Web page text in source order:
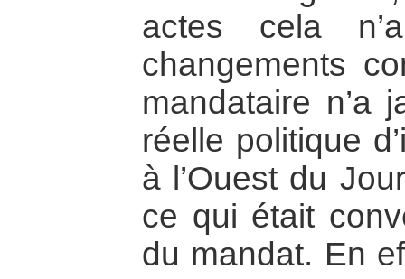
actes cela
changements
mandataire n’a
réelle politique
à l’Ouest du
ce qui était
du mandat. En